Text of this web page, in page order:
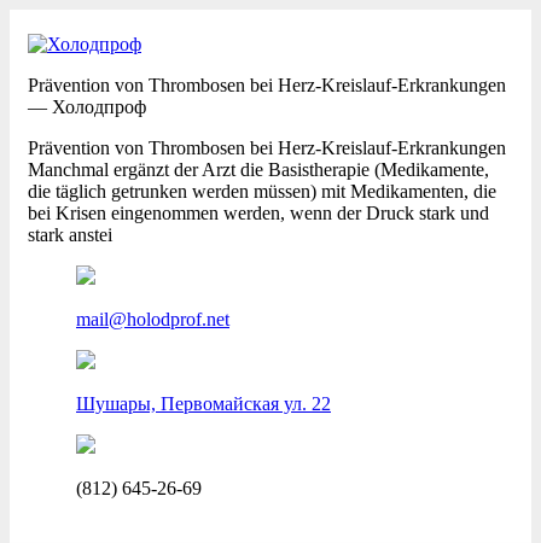
Prävention von Thrombosen bei Herz-Kreislauf-Erkrankungen
— Холодпроф
Prävention von Thrombosen bei Herz-Kreislauf-Erkrankungen
Manchmal ergänzt der Arzt die Basistherapie (Medikamente,
die täglich getrunken werden müssen) mit Medikamenten, die
bei Krisen eingenommen werden, wenn der Druck stark und
stark anstei
mail@holodprof.net
Шушары, Первомайская ул. 22
(812) 645-26-69